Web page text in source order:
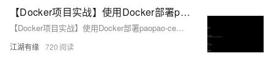
【Docker项目实战】使用Docker部署paopao-ce微社区
【Docker项目实战】使用Docker部署paopao-ce微社区
江湖有缘 720